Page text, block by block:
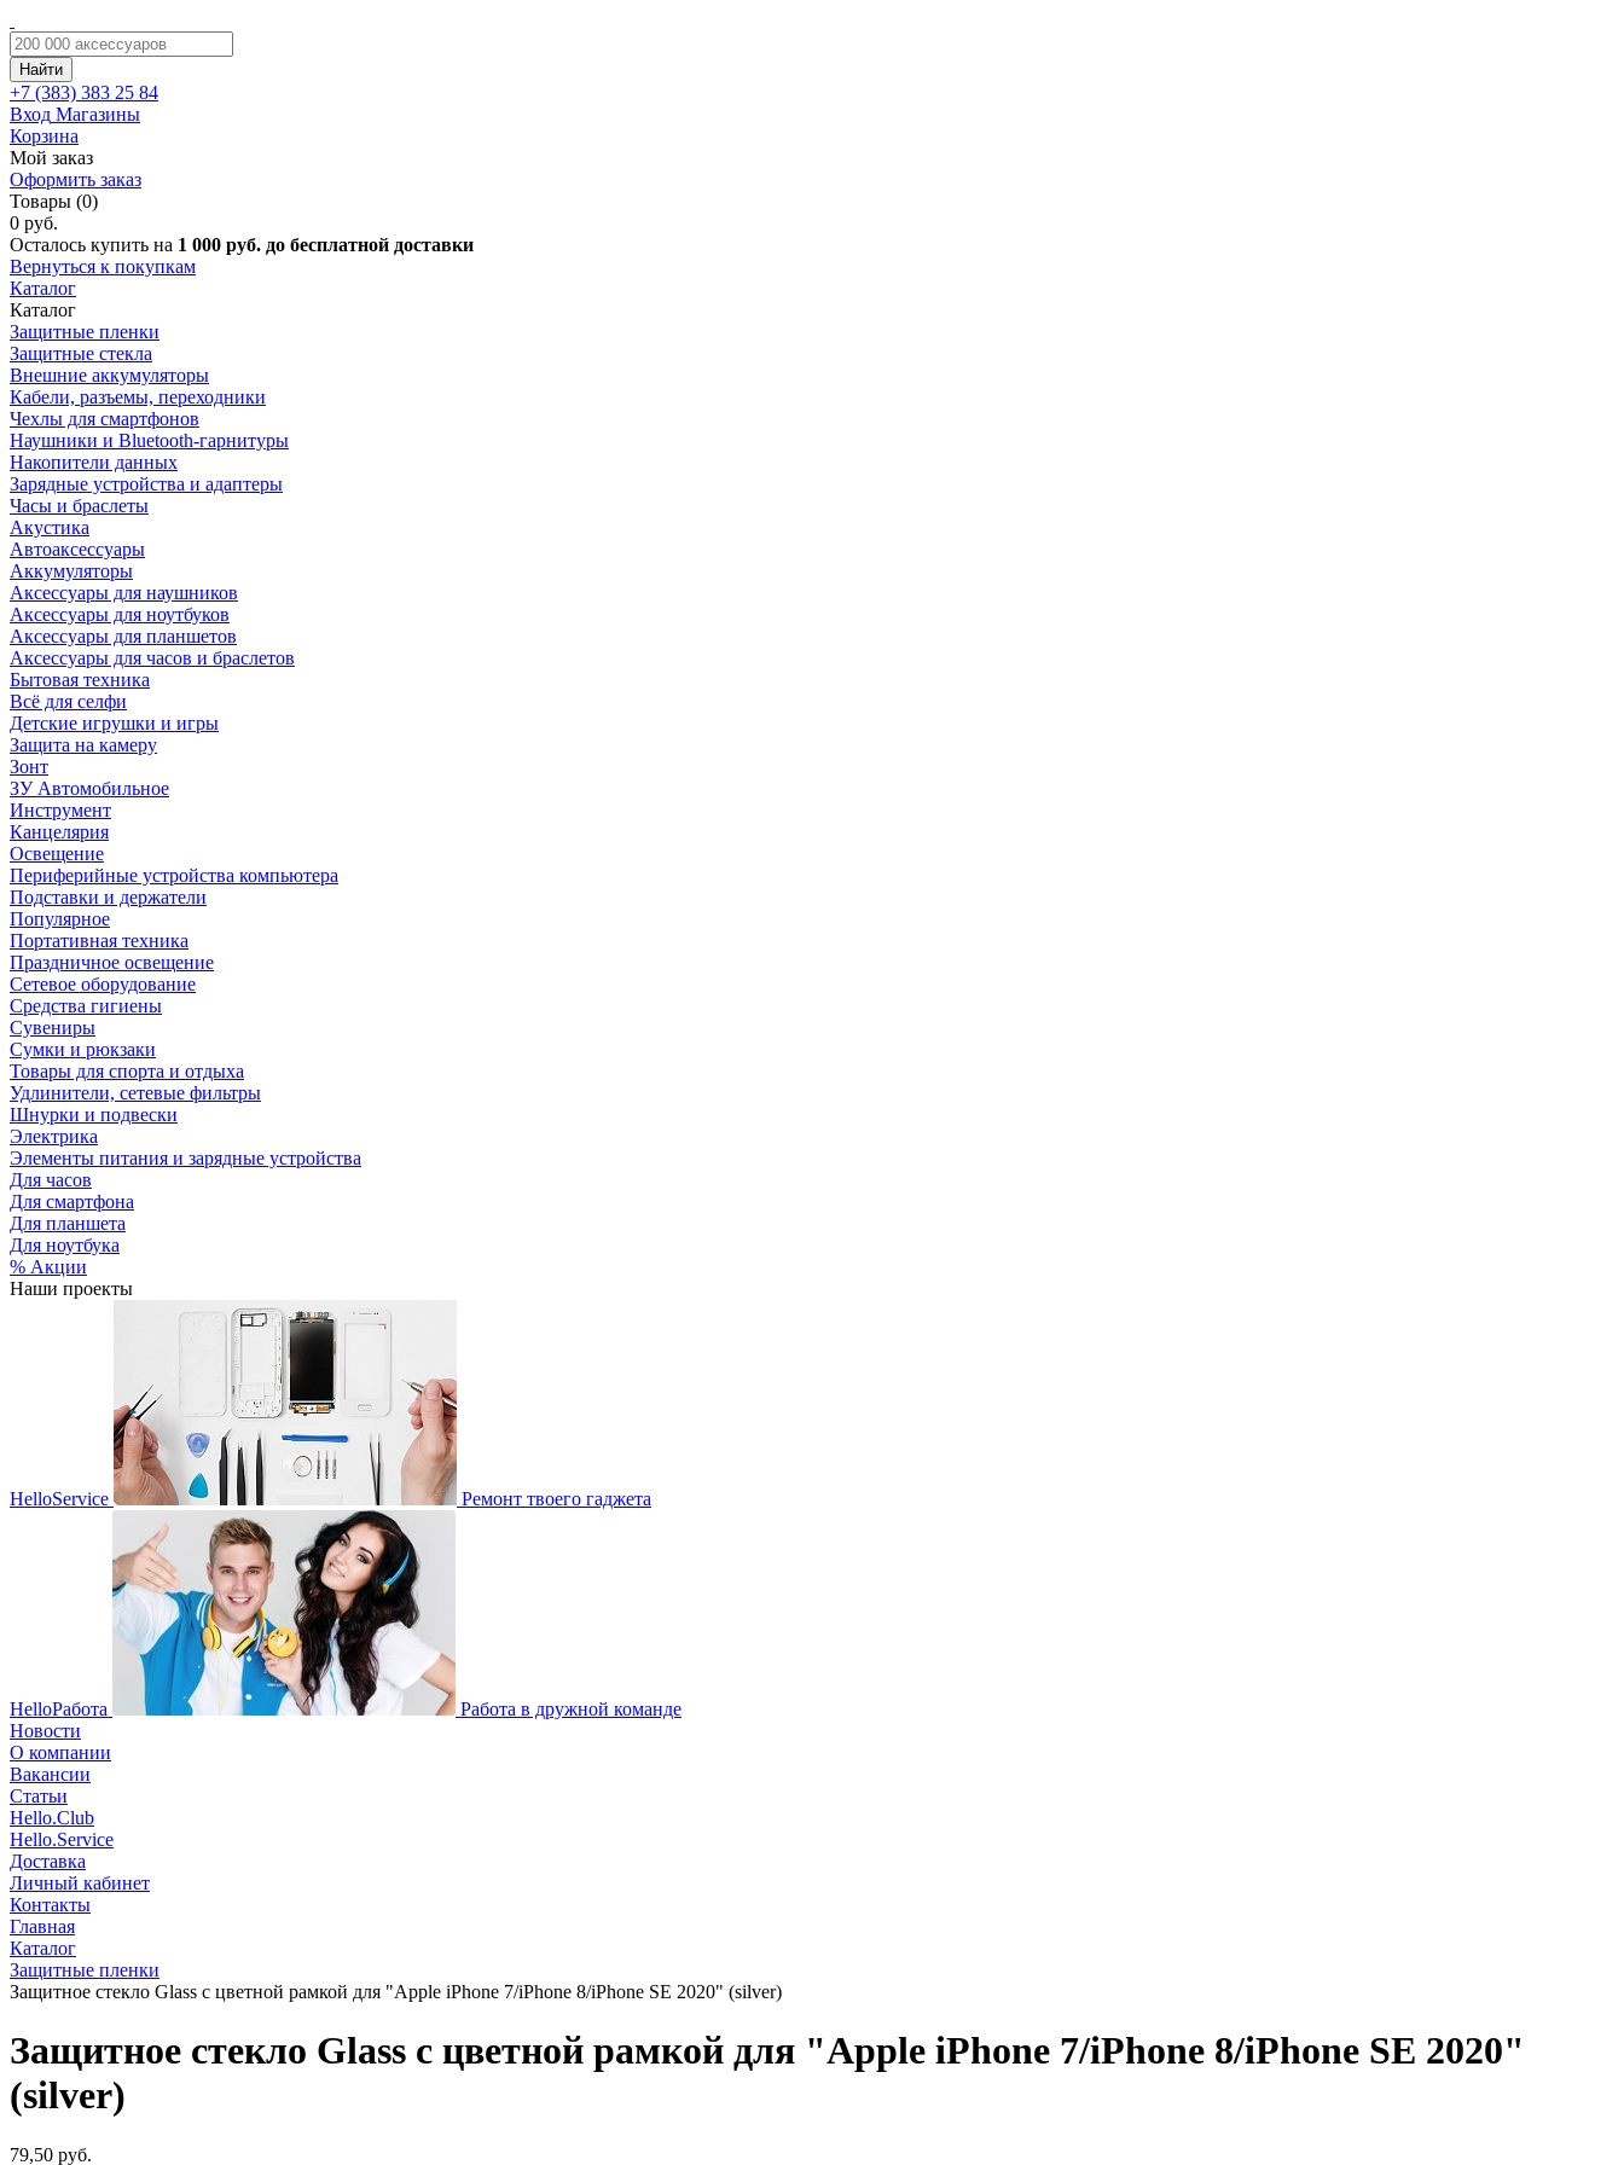
Найти
+7 (383) 383 25 84
Вход Магазины
Корзина
Мой заказ
Оформить заказ
Товары (0)
0 руб.
Осталось купить на 1 000 руб. до бесплатной доставки
Вернуться к покупкам
Каталог
Каталог
Защитные пленки
Защитные стекла
Внешние аккумуляторы
Кабели, разъемы, переходники
Чехлы для смартфонов
Наушники и Bluetooth-гарнитуры
Накопители данных
Зарядные устройства и адаптеры
Часы и браслеты
Акустика
Автоаксессуары
Аккумуляторы
Аксессуары для наушников
Аксессуары для ноутбуков
Аксессуары для планшетов
Аксессуары для часов и браслетов
Бытовая техника
Всё для селфи
Детские игрушки и игры
Защита на камеру
Зонт
ЗУ Автомобильное
Инструмент
Канцелярия
Освещение
Периферийные устройства компьютера
Подставки и держатели
Популярное
Портативная техника
Праздничное освещение
Сетевое оборудование
Средства гигиены
Сувениры
Сумки и рюкзаки
Товары для спорта и отдыха
Удлинители, сетевые фильтры
Шнурки и подвески
Электрика
Элементы питания и зарядные устройства
Для часов
Для смартфона
Для планшета
Для ноутбука
% Акции
Наши проекты
HelloService Ремонт твоего гаджета
HelloРабота
Работа в дружной команде
Новости
О компании
Вакансии
Статьи
Hello.Club
Hello.Service
Доставка
Личный кабинет
Контакты
Главная
Каталог
Защитные пленки
Защитное стекло Glass с цветной рамкой для "Apple iPhone 7/iPhone 8/iPhone SE 2020" (silver)
Защитное стекло Glass с цветной рамкой для "Apple iPhone 7/iPhone 8/iPhone SE 2020"
(silver)
79,50 руб.